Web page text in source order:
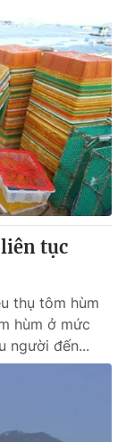
483/GP-BTTTT
Quốc Thắng,
932
tục
thụ tôm hùm
hùm ở mức
người đến...